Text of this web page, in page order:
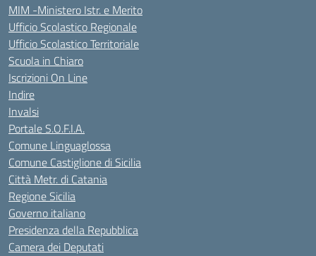
MIM -Ministero Istr. e Merito
Ufficio Scolastico Regionale
Ufficio Scolastico Territoriale
Scuola in Chiaro
Iscrizioni On Line
Indire
Invalsi
Portale S.O.F.I.A.
Comune Linguaglossa
Comune Castiglione di Sicilia
Città Metr. di Catania
Regione Sicilia
Governo italiano
Presidenza della Repubblica
Camera dei Deputati